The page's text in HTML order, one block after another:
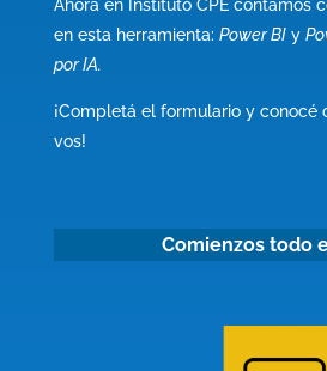
Ahora en Instituto CPE contamos
en esta herramienta: Power BIy
por IA.
¡Completá el formulario y conocé
vos!
Comienzos todo